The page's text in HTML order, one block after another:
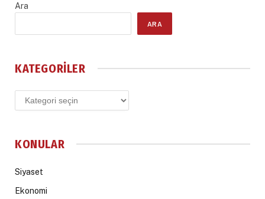
Ara
ARA
KATEGORILER
Kategoriler
KONULAR
Siyaset
Ekonomi